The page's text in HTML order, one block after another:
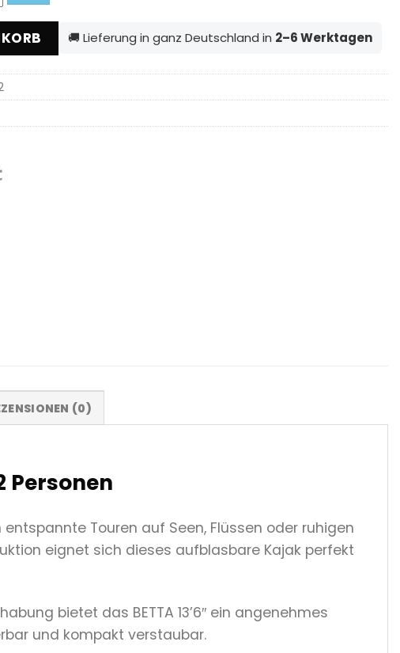
🚚 Lieferung in ganz Deutschland in 2–6 Werktagen
(0)
Personen
Touren auf Seen, Flüssen oder ruhigen
eignet sich dieses aufblasbare Kajak perfekt
bietet das BETTA 13’6″ ein angenehmes
und kompakt verstaubar.